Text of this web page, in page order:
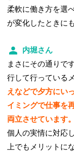
柔軟に働き方を選
が変化したときに
内堀さん
まさにその通りで
行して行っている
えなどで夕方にい
イミングで仕事を
両立させています
個人の実情に対応
上でもメリットに